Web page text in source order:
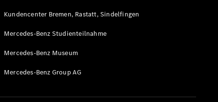
Kundencenter Bremen, Rastatt, Sindelfingen
Mercedes-Benz Studienteilnahme
Mercedes-Benz Museum
Mercedes-Benz Group AG